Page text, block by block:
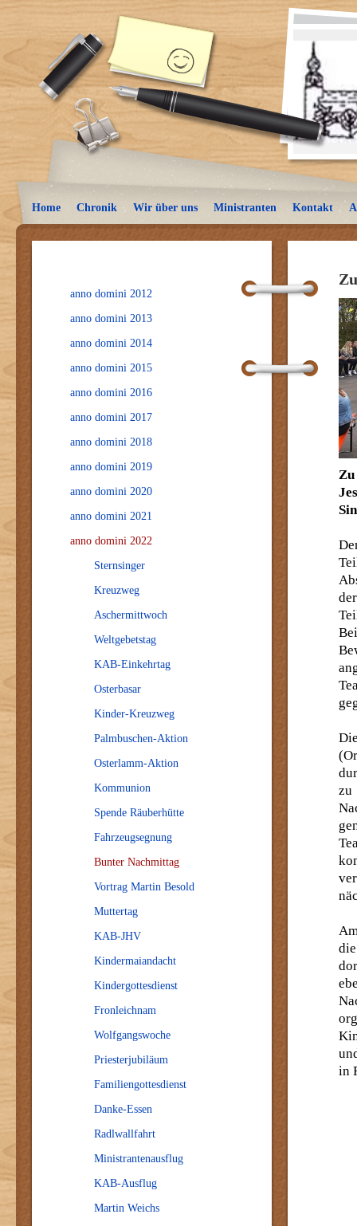
Home Chronik Wir über uns Ministranten Kontakt
in
anno domini 2012
anno domini 2013
anno domini 2014
anno domini 2015
anno domini 2016
anno domini 2017
anno domini 2018
anno domini 2019
anno domini 2020
anno domini 2021
anno domini 2022
Sternsinger
Kreuzweg
Aschermittwoch
Weltgebetstag
KAB-Einkehrtag
Osterbasar
Kinder-Kreuzweg
Palmbuschen-Aktion
Osterlamm-Aktion
Kommunion
Spende Räuberhütte
Fahrzeugsegnung
Bunter Nachmittag
Vortrag Martin Besold
Muttertag
KAB-JHV
Kindermaiandacht
Kindergottesdienst
Fronleichnam
Wolfgangswoche
Priesterjubiläum
Familiengottesdienst
Danke-Essen
Radlwallfahrt
Ministrantenausflug
KAB-Ausflug
Martin Weichs